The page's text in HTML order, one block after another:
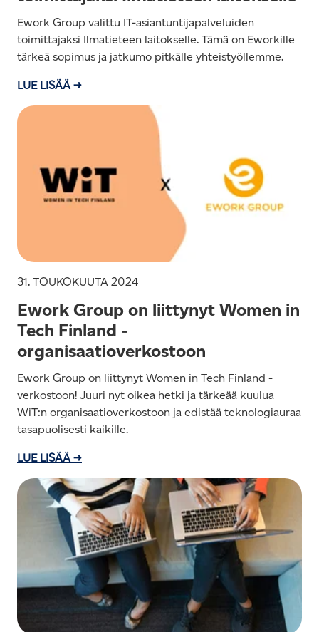
Ework Group valittu IT-asiantuntijapalveluiden
toimittajaksi Ilmatieteen laitokselle. Tämä on Eworkille
tärkeä sopimus ja jatkumo pitkälle yhteistyöllemme.
LUE LISÄÄ →
31. TOUKOKUUTA 2024
Ework Group on liittynyt Women in
Tech Finland -
organisaatioverkostoon
Ework Group on liittynyt Women in Tech Finland -
verkostoon! Juuri nyt oikea hetki ja tärkeää kuulua
WiT:n organisaatioverkostoon ja edistää teknologiauraa
tasapuolisesti kaikille.
LUE LISÄÄ →